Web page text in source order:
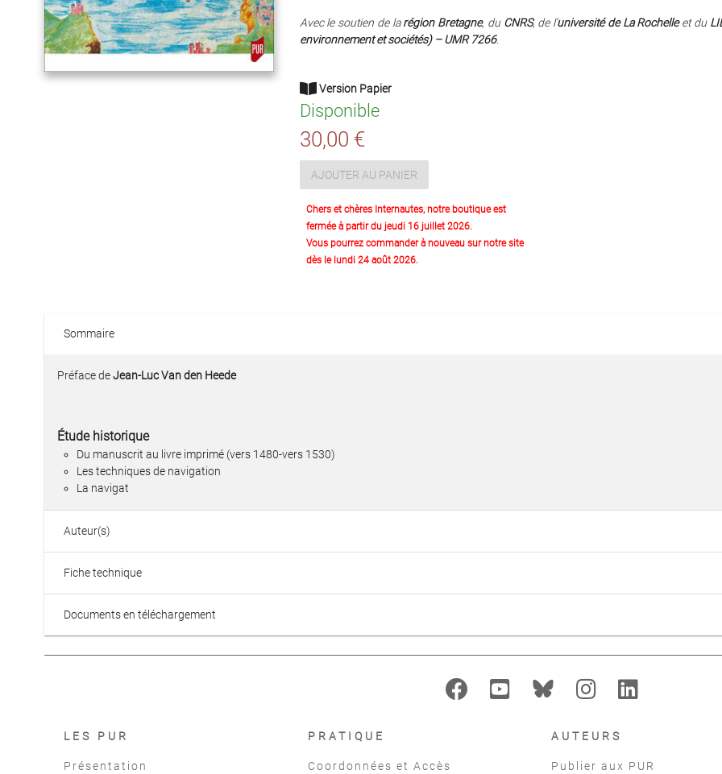
Avec le soutien de larégion Bretagne, du CNRS, de l’université de La Rochelleet du
environnement et sociétés) – UMR 7266.
Version Papier
Disponible
30,00 €
AJOUTER AU PANIER
Chers et chères Internautes, notre boutique est
fermée à partir du jeudi 16 juillet 2026.
Vous pourrez commander à nouveau sur notre site
dès le lundi 24 août 2026.
Sommaire
Préface deJean-Luc Van den Heede
Étude historique
Du manuscrit au livre imprimé (vers 1480-vers 1530)
Les techniques de navigation
La navigat
Auteur(s)
Fiche technique
Documents en téléchargement
LES PUR
Présentation
PRATIQUE
Coordonnées et Accès
AUTEURS
Publier aux PUR